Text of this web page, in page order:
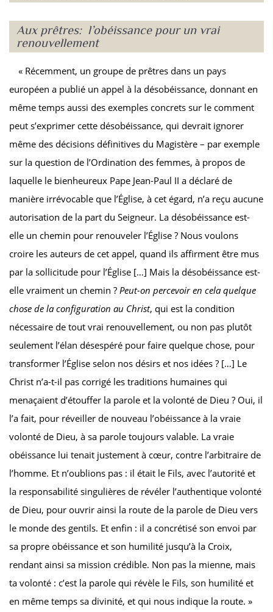
Aux prêtres: l’obéissance pour un vrai
renouvellement
« Récemment, un groupe de prêtres dans un pays
européen a publié un appel à la désobéissance, donnant en
même temps aussi des exemples concrets sur le comment
peut s’exprimer cette désobéissance, qui devrait ignorer
même des décisions définitives du Magistère – par exemple
sur la question de l’Ordination des femmes, à propos de
laquelle le bienheureux Pape Jean-Paul II a déclaré de
manière irrévocable que l’Église, à cet égard, n’a reçu aucune
autorisation de la part du Seigneur. La désobéissance est-
elle un chemin pour renouveler l’Église ? Nous voulons
croire les auteurs de cet appel, quand ils affirment être mus
par la sollicitude pour l’Église […] Mais la désobéissance est-
elle vraiment un chemin ? Peut-on percevoir en cela quelque
chose de la configuration au Christ, qui est la condition
nécessaire de tout vrai renouvellement, ou non pas plutôt
seulement l’élan désespéré pour faire quelque chose, pour
transformer l’Église selon nos désirs et nos idées ? […] Le
Christ n’a-t-il pas corrigé les traditions humaines qui
menaçaient d’étouffer la parole et la volonté de Dieu ? Oui, il
l’a fait, pour réveiller de nouveau l’obéissance à la vraie
volonté de Dieu, à sa parole toujours valable. La vraie
obéissance lui tenait justement à cœur, contre l’arbitraire de
l’homme. Et n’oublions pas : il était le Fils, avec l’autorité et
la responsabilité singulières de révéler l’authentique volonté
de Dieu, pour ouvrir ainsi la route de la parole de Dieu vers
le monde des gentils. Et enfin : il a concrétisé son envoi par
sa propre obéissance et son humilité jusqu’à la Croix,
rendant ainsi sa mission crédible. Non pas la mienne, mais
ta volonté : c’est la parole qui révèle le Fils, son humilité et
en même temps sa divinité, et qui nous indique la route. »